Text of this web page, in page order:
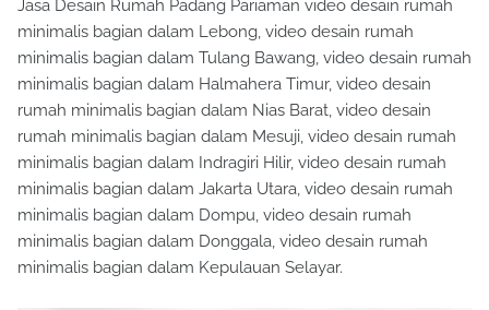
Jasa Desain Rumah Padang Pariaman video desain rumah
minimalis bagian dalam Lebong, video desain rumah
minimalis bagian dalam Tulang Bawang, video desain rumah
minimalis bagian dalam Halmahera Timur, video desain
rumah minimalis bagian dalam Nias Barat, video desain
rumah minimalis bagian dalam Mesuji, video desain rumah
minimalis bagian dalam Indragiri Hilir, video desain rumah
minimalis bagian dalam Jakarta Utara, video desain rumah
minimalis bagian dalam Dompu, video desain rumah
minimalis bagian dalam Donggala, video desain rumah
minimalis bagian dalam Kepulauan Selayar.